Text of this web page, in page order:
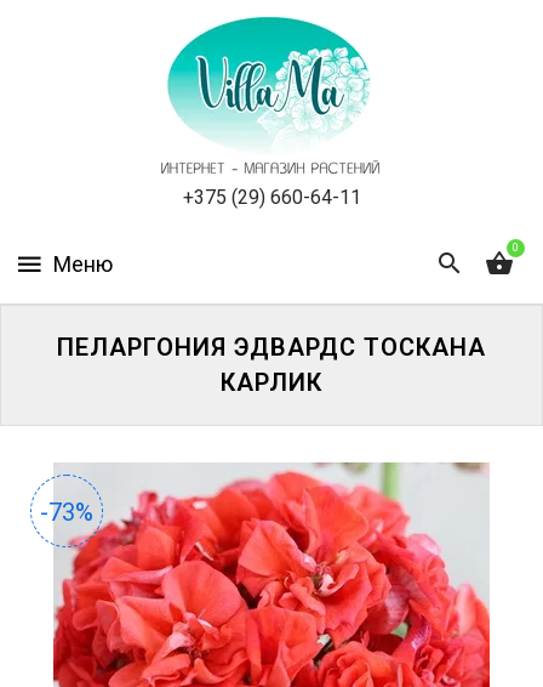
+375 (29) 660-64-11
0
НОВОСТИ,
АКЦИИ
ОТЗЫВЫ
УСЛУГИ
ОДНОЛЕТНИЕ
ПЕЛАРГОНИЯ ЭДВАРДС ТОСКАНА
КАРЛИК
-73%